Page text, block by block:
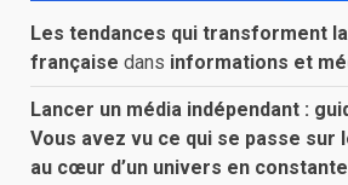
Les tendances qui transforment
française dans informations et
Lancer un média indépendant :
Vous avez vu ce qui se passe sur
au cœur d’un univers en